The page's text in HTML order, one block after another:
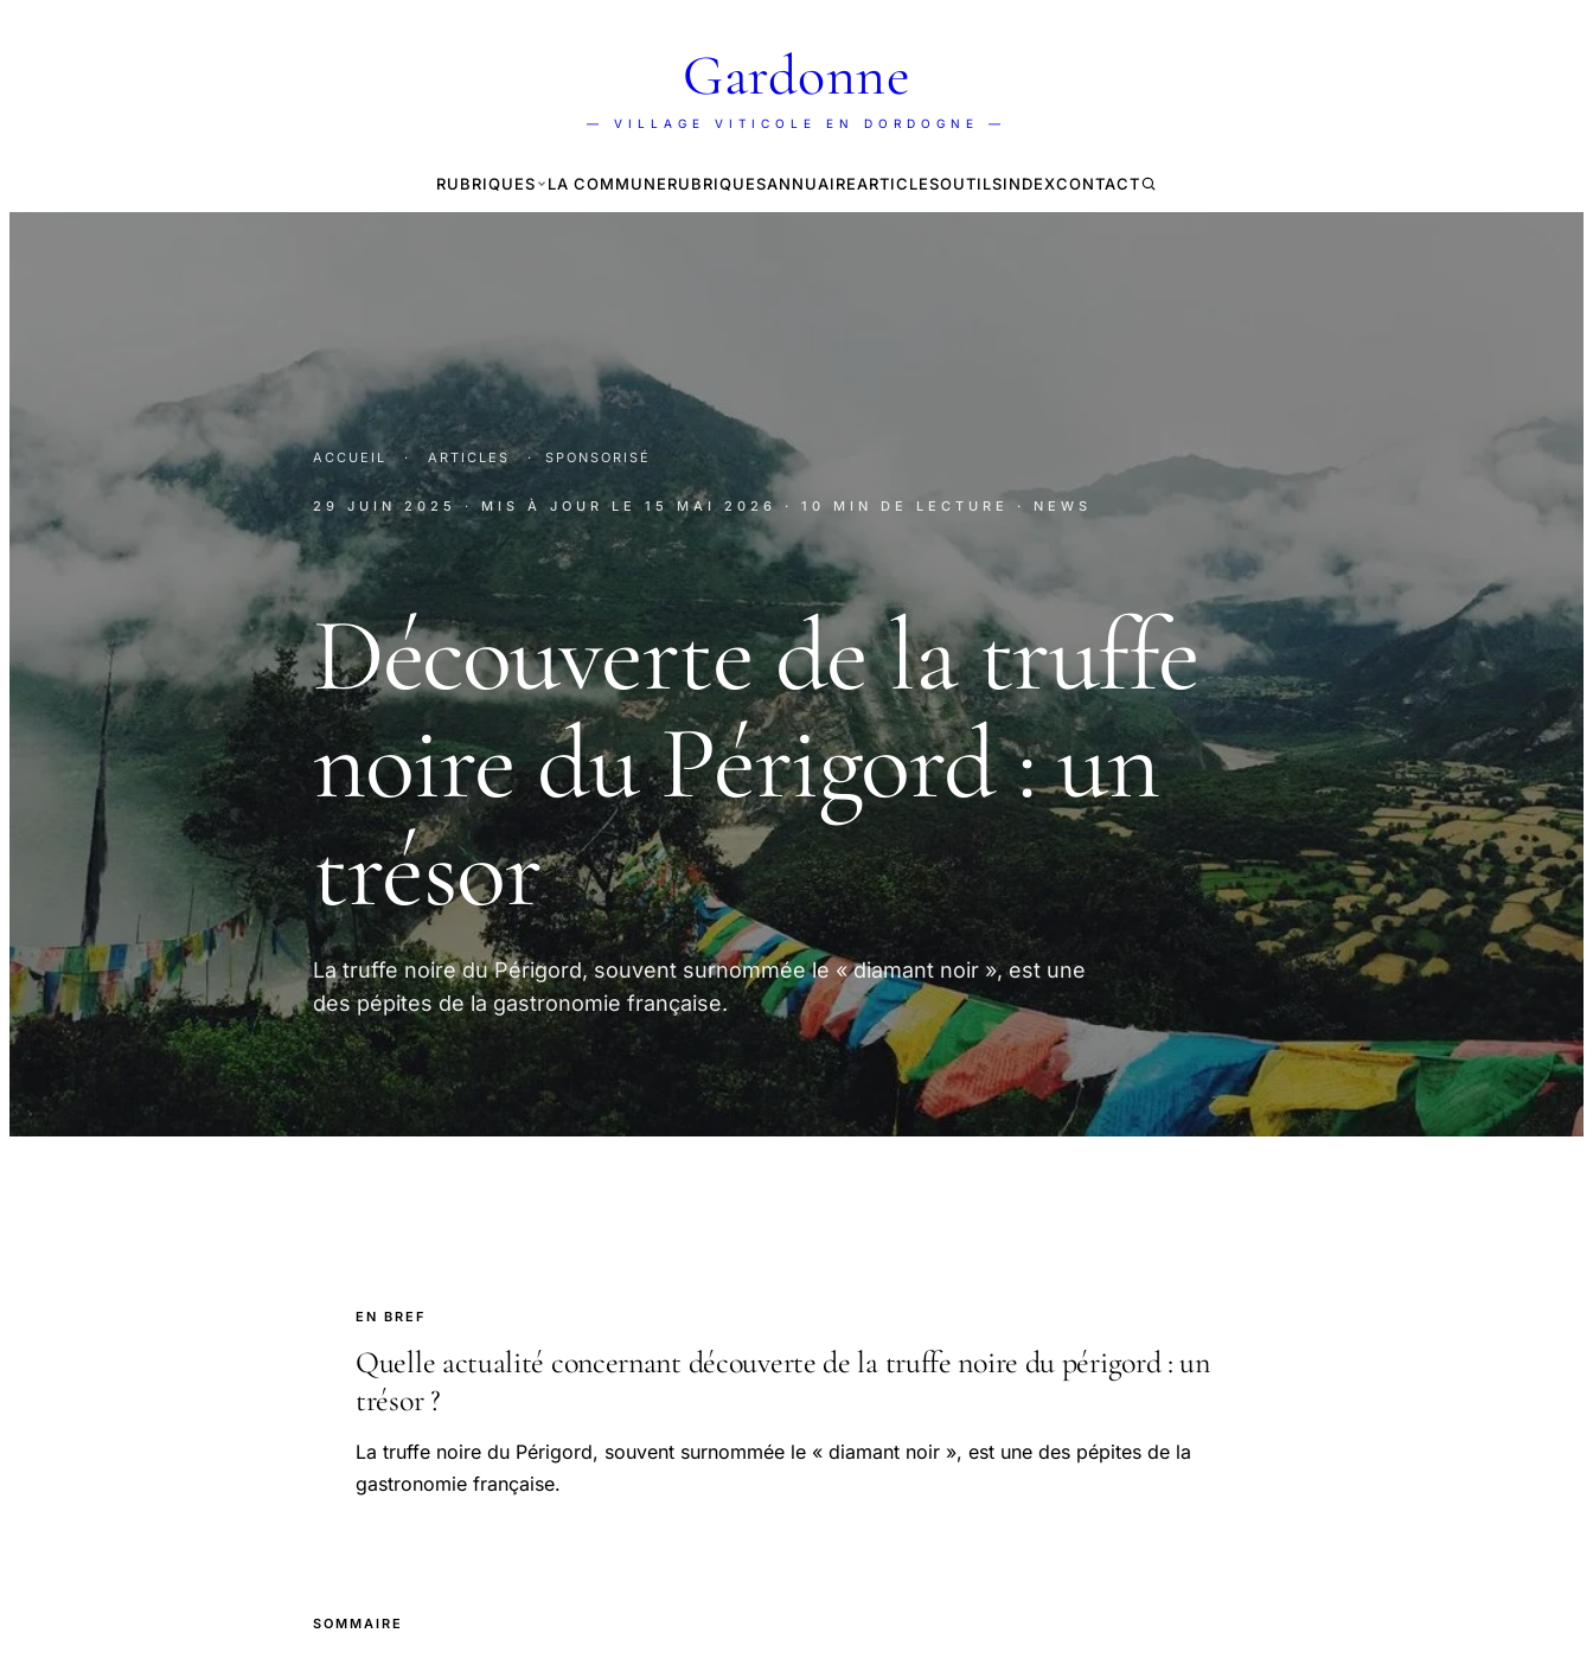
Gardonne
— VILLAGE VITICOLE EN DORDOGNE —
RUBRIQUES LA COMMUNERUBRIQUESANNUAIREARTICLESOUTILSINDEXCONTACT
ACCUEIL · ARTICLES · SPONSORISÉ
29 JUIN 2025 · MIS À JOUR LE 15 MAI 2026 · 10 MIN DE LECTURE · NEWS
Découverte de la truffe
noire du Périgord : un
trésor
La truffe noire du Périgord, souvent surnommée le « diamant noir », est une
des pépites de la gastronomie française.
EN BREF
Quelle actualité concernant découverte de la truffe noire du périgord : un
trésor ?
La truffe noire du Périgord, souvent surnommée le « diamant noir », est une des pépites de la
gastronomie française.
SOMMAIRE